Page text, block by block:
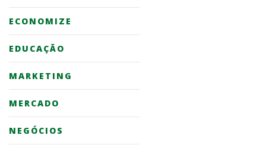
ECONOMIZE
EDUCAÇÃO
MARKETING
MERCADO
NEGÓCIOS